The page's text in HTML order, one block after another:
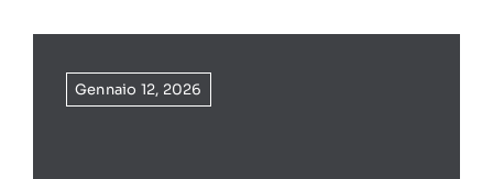
Gennaio 12, 2026